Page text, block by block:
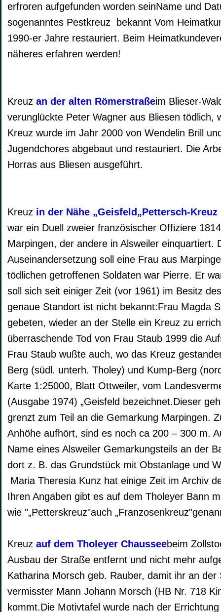
erfroren aufgefunden worden seinName und
sogenanntes Pestkreuz bekannt Vom
1990-er Jahre restauriert. Beim
näheres erfahren werden!
Kreuz an der alten Römerstraßeim Blieser-
verunglückte Peter Wagner aus Bliesen tödlich,
Kreuz wurde im Jahr 2000 von Wendelin Brill
Jugendchores abgebaut und restauriert. Die
Horras aus Bliesen ausgeführt.
Kreuz in der Nähe „Geisfeld„Pettersch-Kreuz
war ein Duell zweier französischer Offiziere
Marpingen, der andere in Alsweiler einquartiert.
Auseinandersetzung soll eine Frau aus
tödlichen getroffenen Soldaten war Pierre. Er
soll sich seit einiger Zeit (vor 1961) im Besitz
genaue Standort ist nicht bekannt:Frau Magda
gebeten, wieder an der Stelle ein Kreuz zu
überraschende Tod von Frau Staub 1999 die
Frau Staub wußte auch, wo das Kreuz
Berg (südl. unterh. Tholey) und Kump-Berg
Karte 1:25000, Blatt Ottweiler, vom
(Ausgabe 1974) „Geisfeld bezeichnet.Dieser
grenzt zum Teil an die Gemarkung Marpingen.
Anhöhe aufhört, sind es noch ca 200 – 300 m.
Name eines Alsweiler Gemarkungsteils an der
dort z. B. das Grundstück mit Obstanlage und
Maria Theresia Kunz hat einige Zeit im Archiv
Ihren Angaben gibt es auf dem Tholeyer Bann
wie "„Petterskreuz"auch
Kreuz auf dem Tholeyer Chausseebeim
Ausbau der Straße entfernt und nicht mehr
Katharina Morsch geb. Rauber, damit ihr an
vermisster Mann Johann Morsch (HB Nr. 718
kommt.Die Motivtafel wurde nach der